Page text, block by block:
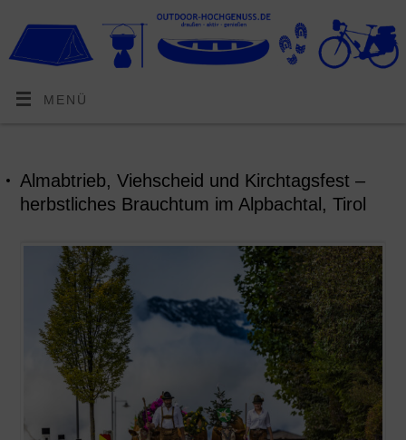
MENÜ
Almabtrieb, Viehscheid und Kirchtagsfest –
herbstliches Brauchtum im Alpbachtal, Tirol